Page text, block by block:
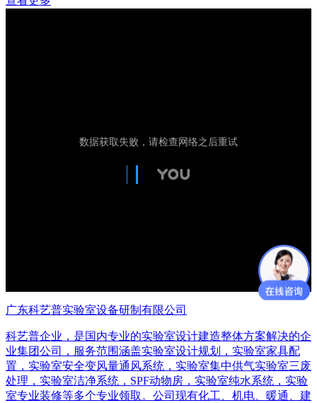
广东科艺普实验室设备研制有限公司
科艺普企业，是国内专业的实验室设计建造整体方案解决的企
业集团公司，服务范围涵盖实验室设计规划，实验室家具配
置，实验室安全变风量通风系统，实验室集中供气实验室三废
处理，实验室洁净系统，SPF动物房，实验室纯水系统，实验
室专业装修等多个专业领取。公司现有化工、机电、暖通、建